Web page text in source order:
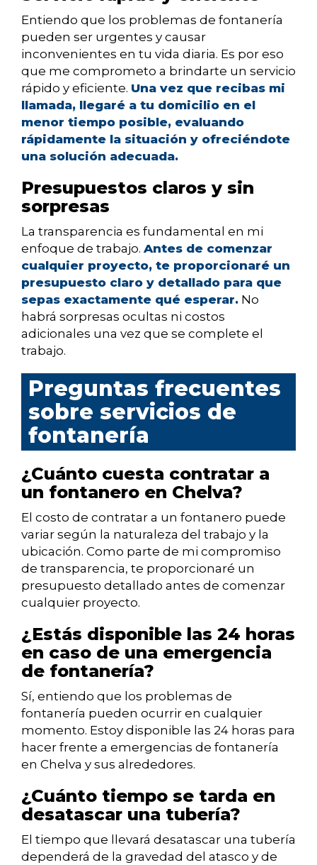
Entiendo que los problemas de fontanería
pueden ser urgentes y causar
inconvenientes en tu vida diaria. Es por eso
que me comprometo a brindarte un servicio
rápido y eficiente. Una vez que recibas mi
llamada, llegaré a tu domicilio en el
menor tiempo posible, evaluando
rápidamente la situación y ofreciéndote
una solución adecuada.
Presupuestos claros y sin
sorpresas
La transparencia es fundamental en mi
enfoque de trabajo. Antes de comenzar
cualquier proyecto, te proporcionaré un
presupuesto claro y detallado para que
sepas exactamente qué esperar. No
habrá sorpresas ocultas ni costos
adicionales una vez que se complete el
trabajo.
Preguntas frecuentes
sobre servicios de
fontanería
¿Cuánto cuesta contratar a
un fontanero en Chelva?
El costo de contratar a un fontanero puede
variar según la naturaleza del trabajo y la
ubicación. Como parte de mi compromiso
de transparencia, te proporcionaré un
presupuesto detallado antes de comenzar
cualquier proyecto.
¿Estás disponible las 24 horas
en caso de una emergencia
de fontanería?
Sí, entiendo que los problemas de
fontanería pueden ocurrir en cualquier
momento. Estoy disponible las 24 horas para
hacer frente a emergencias de fontanería
en Chelva y sus alrededores.
¿Cuánto tiempo se tarda en
desatascar una tubería?
El tiempo que llevará desatascar una tubería
dependerá de la gravedad del atasco y de